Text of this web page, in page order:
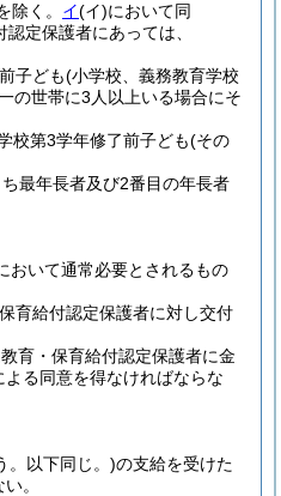
除く。 イ(イ)において同
定保護者にあっては、
子ども(小学校、義務教育学校
の世帯に3人以上いる場合にそ
校第3学年修了前子ども(その
最年長者及び2番目の年長者
おいて通常必要とされるもの
育給付認定保護者に対し交付
育・保育給付認定保護者に金
る同意を得なければならな
。以下同じ。)の支給を受けた
。